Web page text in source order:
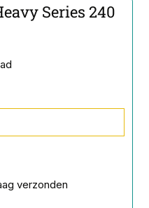
Series 240
verzonden